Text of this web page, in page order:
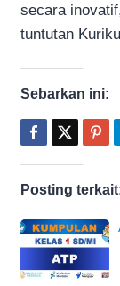
secara
tuntutan
Sebarkan ini:
Posting